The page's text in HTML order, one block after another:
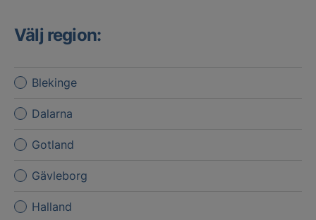
Välj region:
Blekinge
Dalarna
Gotland
Gävleborg
Halland